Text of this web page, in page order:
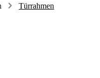
Türrahmen